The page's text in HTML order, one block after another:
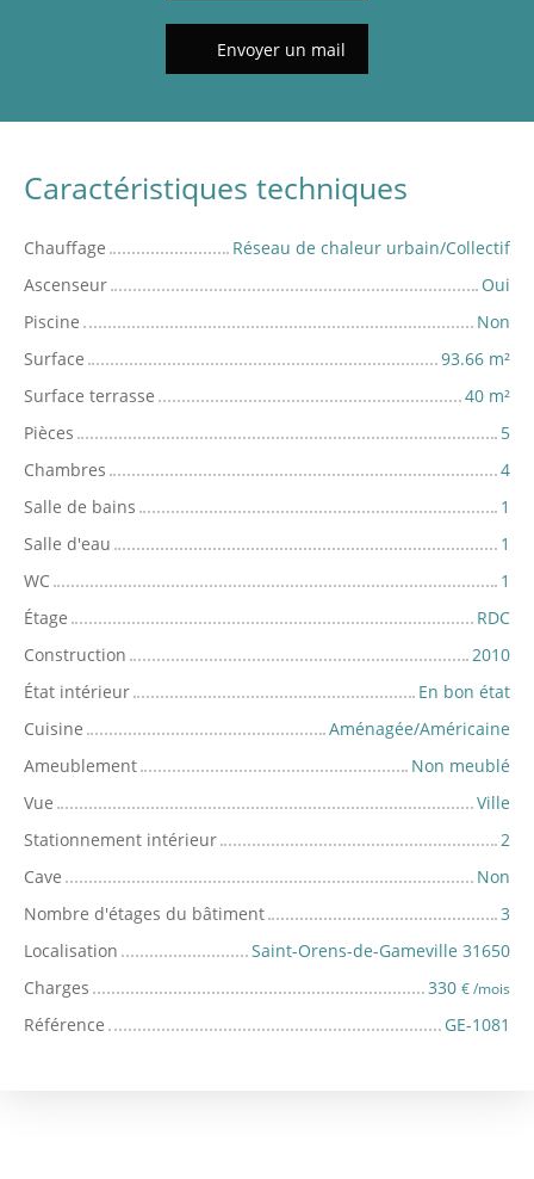
Envoyer un mail
Caractéristiques techniques
Chauffage
Réseau de chaleur urbain/Collectif
Ascenseur
Oui
Piscine
Non
Surface
93.66 m²
Surface terrasse
40 m²
Pièces
5
Chambres
4
Salle de bains
1
Salle d'eau
1
WC
1
Étage
RDC
Construction
2010
État intérieur
En bon état
Cuisine
Aménagée/Américaine
Ameublement
Non meublé
Vue
Ville
Stationnement intérieur
2
Cave
Non
Nombre d'étages du bâtiment
3
Localisation
Saint-Orens-de-Gameville 31650
Charges
330 € /mois
Référence GE-1081